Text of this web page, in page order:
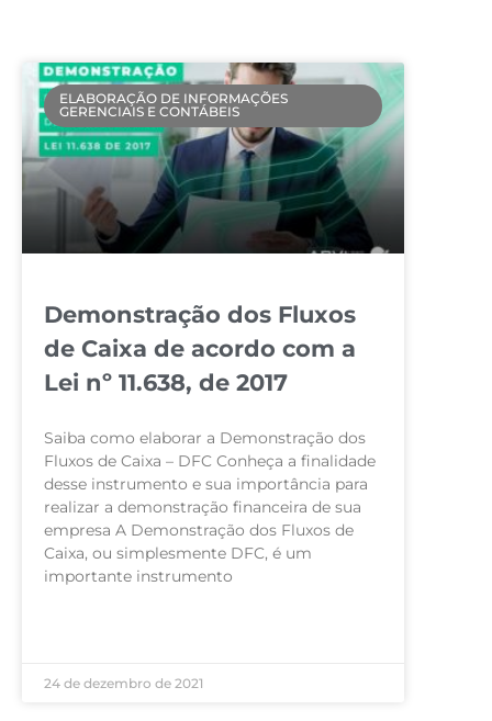
ELABORAÇÃO DE INFORMAÇÕES
GERENCIAIS E CONTÁBEIS
Demonstração dos Fluxos
de Caixa de acordo com a
Lei nº 11.638, de 2017
Saiba como elaborar a Demonstração dos
Fluxos de Caixa – DFC Conheça a finalidade
desse instrumento e sua importância para
realizar a demonstração financeira de sua
empresa A Demonstração dos Fluxos de
Caixa, ou simplesmente DFC, é um
importante instrumento
24 de dezembro de 2021